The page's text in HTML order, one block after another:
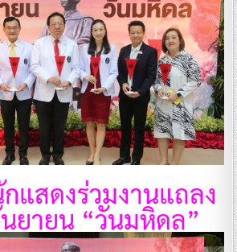
แสดงร่วมงานแถลง
ยายน “วันมหิดล”